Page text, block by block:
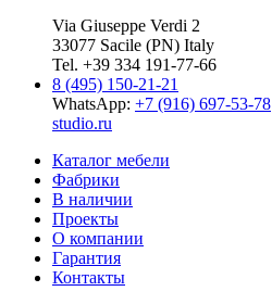
Via Giuseppe Verdi 2
33077 Sacile (PN) Italy
Tel. +39 334 191-77-66
8 (495) 150-21-21
WhatsApp: +7 (916) 697-53-78
studio.ru
Каталог мебели
Фабрики
В наличии
Проекты
О компании
Гарантия
Контакты